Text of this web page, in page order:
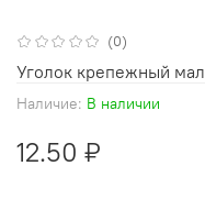
(0)
Наличие: В наличии
12.50 ₽
Уголок крепежный